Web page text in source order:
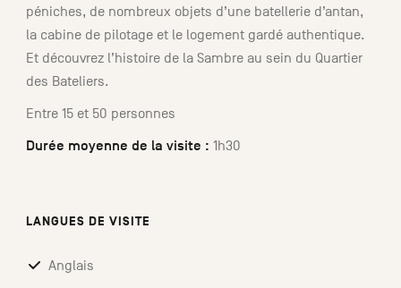
péniches, de nombreux objets d’une batellerie d’antan,
la cabine de pilotage et le logement gardé authentique.
Et découvrez l’histoire de la Sambre au sein du Quartier
des Bateliers.
Entre 15 et 50 personnes
Durée moyenne de la visite : 1h30
LANGUES DE VISITE
Anglais